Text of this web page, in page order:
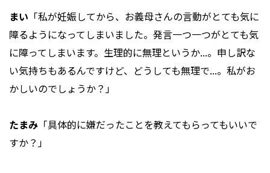
まい 「私が妊娠してから、お義母さんの言動がとても気に
障るようになってしまいました。発言一つ一つがとても気
に障ってしまいます。生理的に無理というか...。申し訳な
い気持ちもあるんですけど、どうしても無理で...。私がお
かしいのでしょうか？」
たまみ 「具体的に嫌だったことを教えてもらってもいいで
すか？」